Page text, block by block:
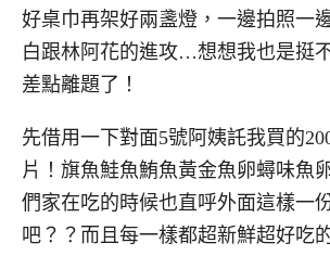
好桌巾再架好兩盞燈，一邊拍照一
白跟林阿花的進攻…想想我也是挺
差點離題了！
先借用一下對面5號阿姨託我買的
片！旗魚鮭魚鮪魚黃金魚卵蟳味魚
們家在吃的時候也直呼外面這樣一
吧？？而且每一樣都超新鮮超好吃